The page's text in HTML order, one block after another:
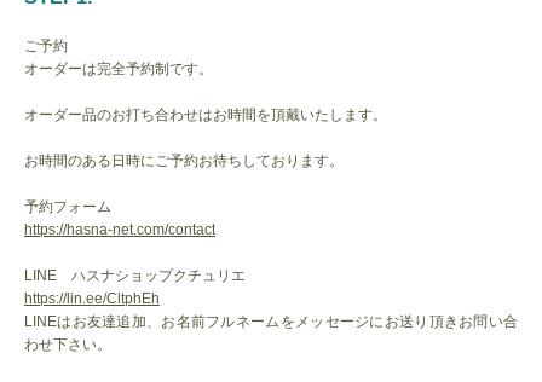
ご予約
オーダーは完全予約制です。
オーダー品のお打ち合わせはお時間を頂戴いたします。
お時間のある日時にご予約お待ちしております。
予約フォーム
https://hasna-net.com/contact
LINE ハスナショップクチュリエ
https://lin.ee/CltphEh
LINEはお友達追加、お名前フルネームをメッセージにお送り頂きお問い合
わせ下さい。